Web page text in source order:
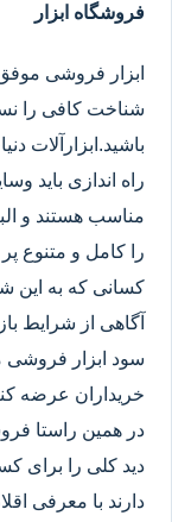
فروشگاه ابزار
ابزار فروشی
شناخت کافی را
باشید.ابزارآلات
راه اندازی باید
مناسب هستند و
را کامل و متنوع پر
کسانی که به این
آگاهی از شرایط
سود ابزار فروشی
خریداران عرضه
در همین راستا
دید کلی را برای
دارند با معرفی